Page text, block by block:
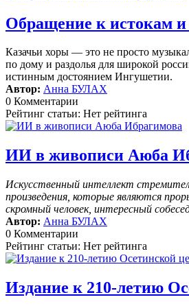
Обращение к истокам
Казачьи хоры — это не просто
по дому и раздолья для широкой
истинным достоянием Ингушетии.
Автор: Анна БУЛАХ
0 Комментарии
Рейтинг статьи: Нет рейтинга
ИИ в живописи Аюба
Искусственный интеллект
произведения, которые являются
скромный человек, интересный
Автор: Анна БУЛАХ
0 Комментарии
Рейтинг статьи: Нет рейтинга
Издание к 210-летию